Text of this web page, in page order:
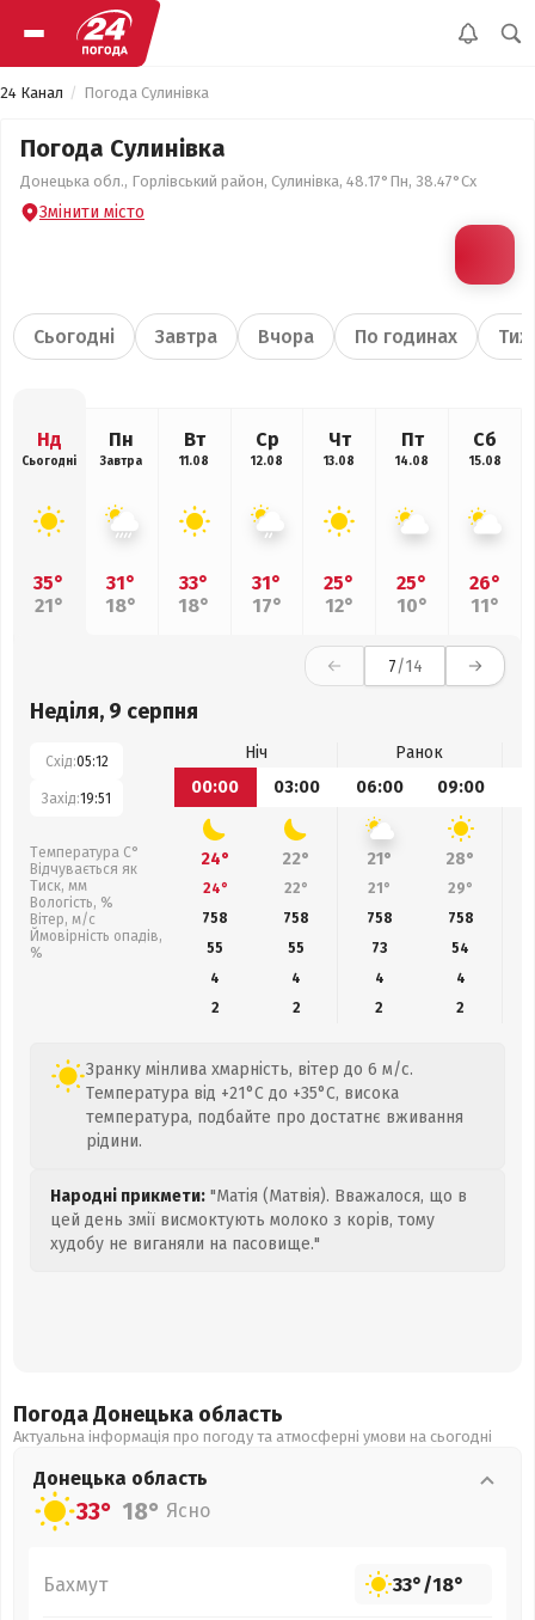
24 Канал Погода Сулинівка
Погода Сулинівка
Донецька обл., Горлівський район, Сулинівка, 48.17°Пн, 38.47°Сх
Змінити місто
Сьогодні Завтра Вчора По годинах
Нд
Сьогодні
35°
21°
Пн
Завтра
31°
18°
Вт
11.08
33°
18°
Ср
12.08
31°
17°
Чт
13.08
25°
12°
Пт
14.08
25°
10°
Сб
15.08
26°
11°
7/14
Неділя, 9 серпня
Схід:05:12
Захід:19:51
Температура С°
Відчувається як
Тиск, мм
Вологість, %
Вітер, м/с
Ймовірність опадів,
%
Ніч
Ранок
00:00
03:00 06:00 09:00
24° 22° 21° 28°
24° 22° 21° 29°
758
758 758 758
55
55 73 54
4
4 4
4
2
2 2 2
Зранку мінлива хмарність, вітер до 6 м/с.
Температура від +21°C до +35°C, висока
температура, подбайте про достатнє вживання
рідини.
Народні прикмети: "Матія (Матвія). Вважалося, що в
цей день змії висмоктують молоко з корів, тому
худобу не виганяли на пасовище."
Погода Донецька область
Актуальна інформація про погоду та атмосферні умови на сьогодні
Донецька область
33° 18° Ясно
Бахмут 33°/18°